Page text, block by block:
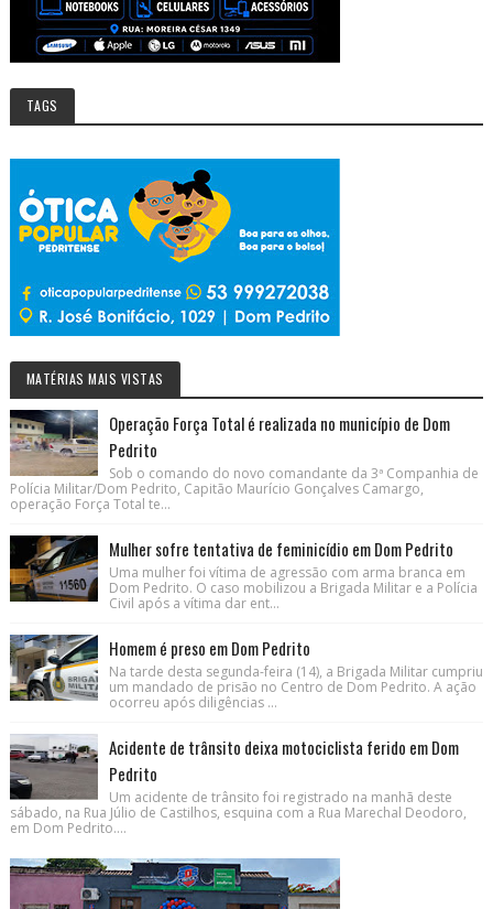
TAGS
MATÉRIAS MAIS VISTAS
Operação Força Total é realizada no município de Dom
Pedrito
Sob o comando do novo comandante da 3ª Companhia de
Polícia Militar/Dom Pedrito, Capitão Maurício Gonçalves Camargo,
operação Força Total te...
Mulher sofre tentativa de feminicídio em Dom Pedrito
Uma mulher foi vítima de agressão com arma branca em
Dom Pedrito. O caso mobilizou a Brigada Militar e a Polícia
Civil após a vítima dar ent...
Homem é preso em Dom Pedrito
Na tarde desta segunda-feira (14), a Brigada Militar cumpriu
um mandado de prisão no Centro de Dom Pedrito. A ação
ocorreu após diligências ...
Acidente de trânsito deixa motociclista ferido em Dom
Pedrito
Um acidente de trânsito foi registrado na manhã deste
sábado, na Rua Júlio de Castilhos, esquina com a Rua Marechal Deodoro,
em Dom Pedrito....